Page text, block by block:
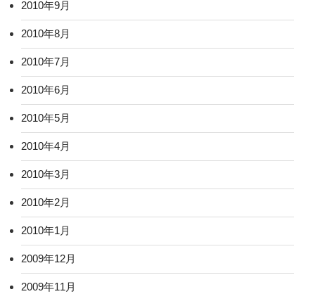
2010年9月
2010年8月
2010年7月
2010年6月
2010年5月
2010年4月
2010年3月
2010年2月
2010年1月
2009年12月
2009年11月